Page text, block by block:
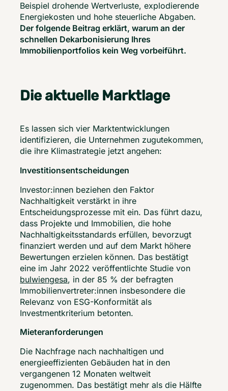
Beispiel drohende Wertverluste, explodierende
Energiekosten und hohe steuerliche Abgaben.
Der folgende Beitrag erklärt, warum an der
schnellen Dekarbonisierung Ihres
Immobilienportfolios kein Weg vorbeiführt.
Die aktuelle Marktlage
Es lassen sich vier Marktentwicklungen
identifizieren, die Unternehmen zugutekommen,
die ihre Klimastrategie jetzt angehen:
Investitionsentscheidungen
Investor:innen beziehen den Faktor
Nachhaltigkeit verstärkt in ihre
Entscheidungsprozesse mit ein. Das führt dazu,
dass Projekte und Immobilien, die hohe
Nachhaltigkeitsstandards erfüllen, bevorzugt
finanziert werden und auf dem Markt höhere
Bewertungen erzielen können. Das bestätigt
eine im Jahr 2022 veröffentlichte Studie von
bulwiengesa, in der 85 % der befragten
Immobilienvertreter:innen insbesondere die
Relevanz von ESG-Konformität als
Investmentkriterium betonten.
Mieteranforderungen
Die Nachfrage nach nachhaltigen und
energieeffizienten Gebäuden hat in den
vergangenen 12 Monaten weltweit
zugenommen. Das bestätigt mehr als die Hälfte